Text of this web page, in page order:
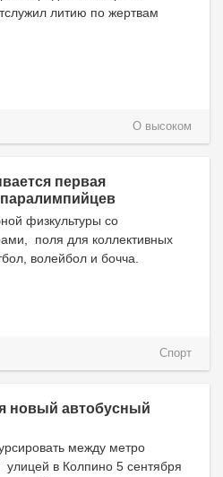
литию по жертвам
О высоком
первая
физкультуры со
поля для коллективных
волейбол и бочча.
Спорт
новый автобусный
между метро
в Колпино 5 сентября